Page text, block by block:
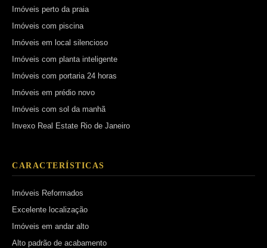
Imóveis perto da praia
Imóveis com piscina
Imóveis em local silencioso
Imóveis com planta inteligente
Imóveis com portaria 24 horas
Imóveis em prédio novo
Imóveis com sol da manhã
Invexo Real Estate Rio de Janeiro
CARACTERÍSTICAS
Imóveis Reformados
Excelente localização
Imóveis em andar alto
Alto padrão de acabamento